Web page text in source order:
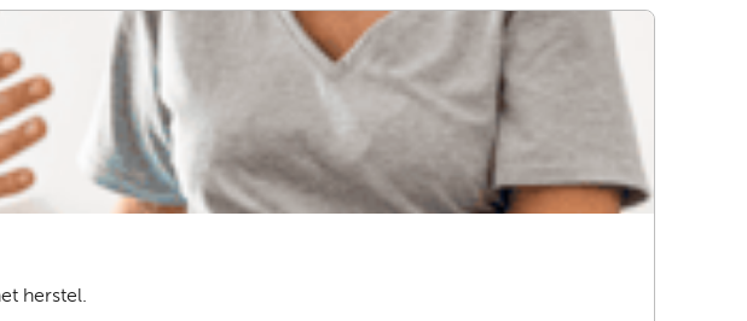
herstel.